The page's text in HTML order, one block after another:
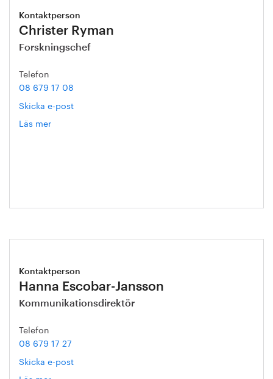
Kontaktperson
Christer Ryman
Forskningschef
Telefon
08 679 17 08
Skicka e-post
Läs mer
Kontaktperson
Hanna Escobar-Jansson
Kommunikationsdirektör
Telefon
08 679 17 27
Skicka e-post